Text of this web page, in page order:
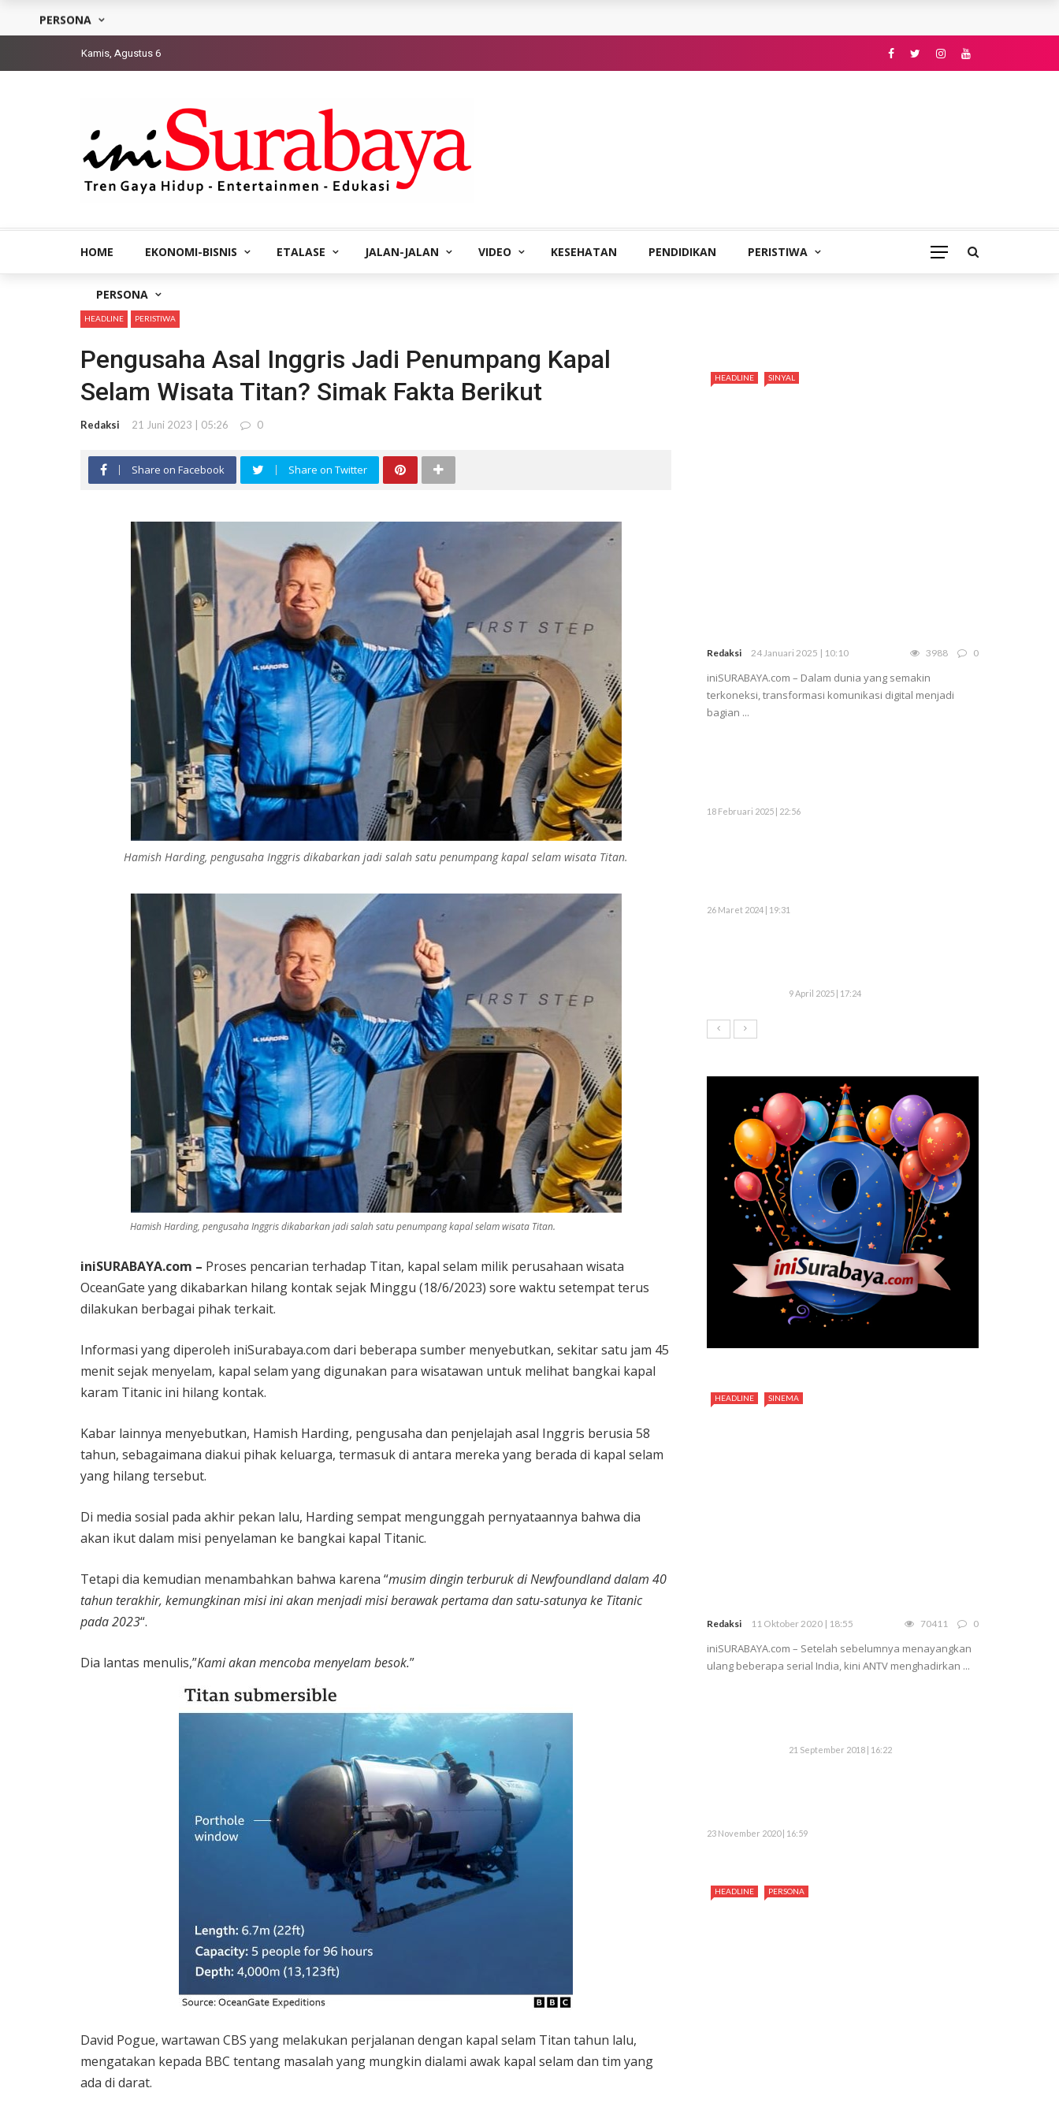
Kamis, Agustus 6
HOME EKONOMI-BISNIS ETALASE JALAN-JALAN VIDEO KESEHATAN PENDIDIKAN PERISTIWA
PERSONA
PERSONA
HEADLINE PERISTIWA
Pengusaha Asal Inggris Jadi Penumpang Kapal
Selam Wisata Titan? Simak Fakta Berikut
Redaksi 21 Juni 2023 | 05:26 0
Share on Facebook Share on Twitter
Hamish Harding, pengusaha Inggris dikabarkan jadi salah satu penumpang kapal selam wisata Titan.
Hamish Harding, pengusaha Inggris dikabarkan jadi salah satu penumpang kapal selam wisata Titan.
iniSURABAYA.com – Proses pencarian terhadap Titan, kapal selam milik perusahaan wisata
OceanGate yang dikabarkan hilang kontak sejak Minggu (18/6/2023) sore waktu setempat terus
dilakukan berbagai pihak terkait.
Informasi yang diperoleh iniSurabaya.com dari beberapa sumber menyebutkan, sekitar satu jam 45
menit sejak menyelam, kapal selam yang digunakan para wisatawan untuk melihat bangkai kapal
karam Titanic ini hilang kontak.
Kabar lainnya menyebutkan, Hamish Harding, pengusaha dan penjelajah asal Inggris berusia 58
tahun, sebagaimana diakui pihak keluarga, termasuk di antara mereka yang berada di kapal selam
yang hilang tersebut.
Di media sosial pada akhir pekan lalu, Harding sempat mengunggah pernyataannya bahwa dia
akan ikut dalam misi penyelaman ke bangkai kapal Titanic.
Tetapi dia kemudian menambahkan bahwa karena “musim dingin terburuk di Newfoundland dalam 40
tahun terakhir, kemungkinan misi ini akan menjadi misi berawak pertama dan satu-satunya ke Titanic
pada 2023“.
Dia lantas menulis,”Kami akan mencoba menyelam besok.”
David Pogue, wartawan CBS yang melakukan perjalanan dengan kapal selam Titan tahun lalu,
mengatakan kepada BBC tentang masalah yang mungkin dialami awak kapal selam dan tim yang
ada di darat.
HEADLINE SINYAL
Redaksi 24 Januari 2025 | 10:10 3988 0
iniSURABAYA.com – Dalam dunia yang semakin
terkoneksi, transformasi komunikasi digital menjadi
bagian ...
18 Februari 2025 | 22:56
26 Maret 2024 | 19:31
9 April 2025 | 17:24
HEADLINE SINEMA
Redaksi 11 Oktober 2020 | 18:55 70411 0
iniSURABAYA.com – Setelah sebelumnya menayangkan
ulang beberapa serial India, kini ANTV menghadirkan ...
21 September 2018 | 16:22
23 November 2020 | 16:59
HEADLINE PERSONA